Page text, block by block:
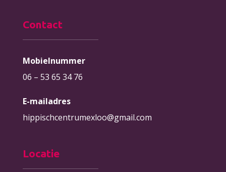
Contact
Mobielnummer
06 – 53 65 34 76
E-mailadres
hippischcentrumexloo@gmail.com
Locatie